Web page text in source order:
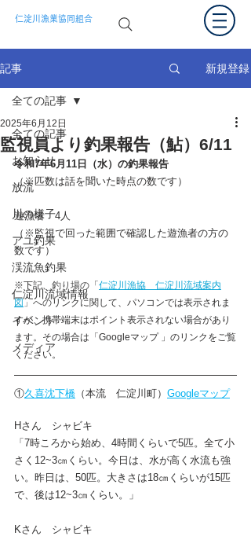
仁淀川漁業協同組合
記事 新規登録
全ての記事
お知らせ
放流
川の様子
アユ釣果
渓流魚釣果
仁淀川流域情報
イベント
メディア
全ての記事
監視員より釣果報告（鮎）6/11
2025年6月12日
令和7年6月11 日（水）の釣果報告
（※匹数は話を聞いた時点の数です）
遊漁者　4人
（※監視で回った範囲で確認した遊漁者の方の
数です）
※下記、 釣り場の 「 仁淀川漁協　仁淀川流域案内
図」へのリンクに関して、パソコンでは表示されま
すが、携帯端末はポイント表示されない場合があり
ます。その場合は「Googleマップ 」のリンクをご覧
ください。
①久喜沈下橋 （本流　仁淀川町） Googleマップ
Hさん シャビキ
「7時ころから始め、4時間くらいで5匹。全て小
さく12~3㎝くらい。今日は、水が高く水流も強
い。昨日は、50匹。大きさは18㎝くらいが15匹
で、後は12~3㎝くらい。」
Kさん シャビキ